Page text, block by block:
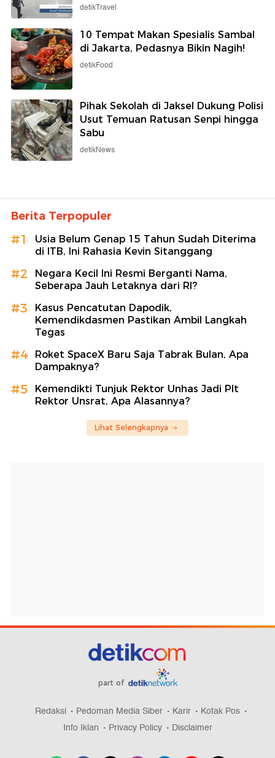
detikTravel
10 Tempat Makan Spesialis Sambal
di Jakarta, Pedasnya Bikin Nagih!
detikFood
Pihak Sekolah di Jaksel Dukung Polisi
Usut Temuan Ratusan Senpi hingga
Sabu
detikNews
Berita Terpopuler
#1
Usia Belum Genap 15 Tahun Sudah Diterima
di ITB, Ini Rahasia Kevin Sitanggang
#2
Negara Kecil Ini Resmi Berganti Nama,
Seberapa Jauh Letaknya dari RI?
#3
Kasus Pencatutan Dapodik,
Kemendikdasmen Pastikan Ambil Langkah
Tegas
#4
Roket SpaceX Baru Saja Tabrak Bulan, Apa
Dampaknya?
#5
Kemendikti Tunjuk Rektor Unhas Jadi Plt
Rektor Unsrat, Apa Alasannya?
Lihat Selengkapnya
part of
Redaksi Pedoman Media Siber Karir
Kotak Pos
Info Iklan
Privacy Policy Disclaimer